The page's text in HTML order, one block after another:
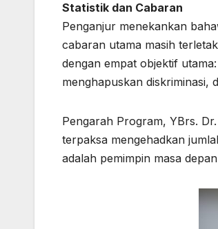
Statistik dan Cabaran
Penganjur menekankan
cabaran utama masih
dengan empat objektif
menghapuskan diskriminasi,
Pengarah Program, YBrs.
terpaksa mengehadkan
adalah pemimpin masa